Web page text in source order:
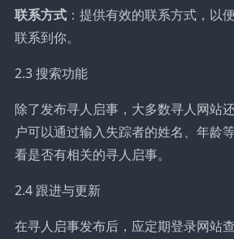
联系方式：提供有效的联系方式，以
联系到你。
2.3 搜索功能
除了发布寻人启事，大多数寻人网站
户可以通过输入失踪者的姓名、年龄
看是否有相关的寻人启事。
2.4 跟进与更新
在寻人启事发布后，应定期登录网站